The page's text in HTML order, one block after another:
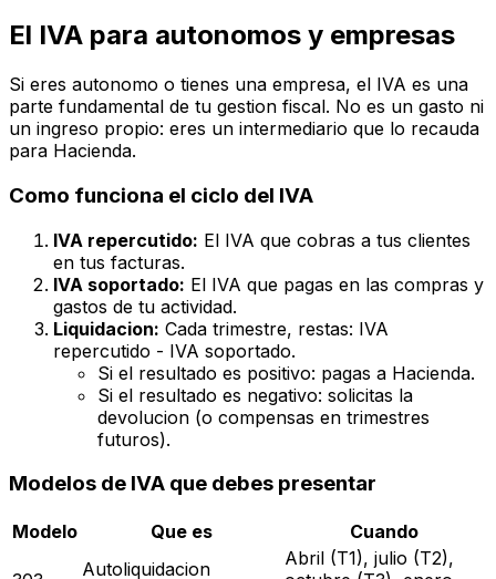
El IVA para autonomos y empresas
Si eres autonomo o tienes una empresa, el IVA es una
parte fundamental de tu gestion fiscal. No es un gasto ni
un ingreso propio: eres un intermediario que lo recauda
para Hacienda.
Como funciona el ciclo del IVA
IVA repercutido: El IVA que cobras a tus clientes
en tus facturas.
IVA soportado: El IVA que pagas en las compras y
gastos de tu actividad.
Liquidacion: Cada trimestre, restas: IVA
repercutido - IVA soportado.
Si el resultado es positivo: pagas a Hacienda.
Si el resultado es negativo: solicitas la
devolucion (o compensas en trimestres
futuros).
Modelos de IVA que debes presentar
Modelo Que es Cuando
Autoliquidacion
Abril (T1), julio (T2),